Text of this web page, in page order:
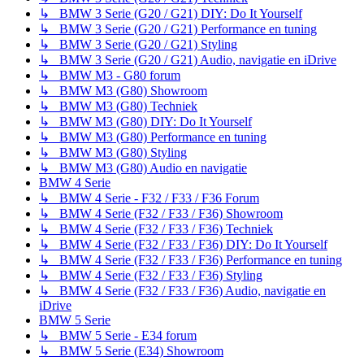
↳ BMW 3 Serie (G20 / G21) DIY: Do It Yourself
↳ BMW 3 Serie (G20 / G21) Performance en tuning
↳ BMW 3 Serie (G20 / G21) Styling
↳ BMW 3 Serie (G20 / G21) Audio, navigatie en iDrive
↳ BMW M3 - G80 forum
↳ BMW M3 (G80) Showroom
↳ BMW M3 (G80) Techniek
↳ BMW M3 (G80) DIY: Do It Yourself
↳ BMW M3 (G80) Performance en tuning
↳ BMW M3 (G80) Styling
↳ BMW M3 (G80) Audio en navigatie
BMW 4 Serie
↳ BMW 4 Serie - F32 / F33 / F36 Forum
↳ BMW 4 Serie (F32 / F33 / F36) Showroom
↳ BMW 4 Serie (F32 / F33 / F36) Techniek
↳ BMW 4 Serie (F32 / F33 / F36) DIY: Do It Yourself
↳ BMW 4 Serie (F32 / F33 / F36) Performance en tuning
↳ BMW 4 Serie (F32 / F33 / F36) Styling
↳ BMW 4 Serie (F32 / F33 / F36) Audio, navigatie en
iDrive
BMW 5 Serie
↳ BMW 5 Serie - E34 forum
↳ BMW 5 Serie (E34) Showroom